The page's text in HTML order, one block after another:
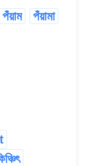
পঁয়াম
পঁয়ামা